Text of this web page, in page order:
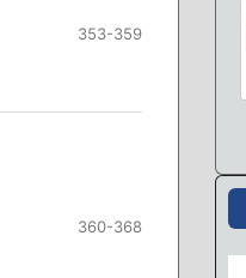
353-359
360-368